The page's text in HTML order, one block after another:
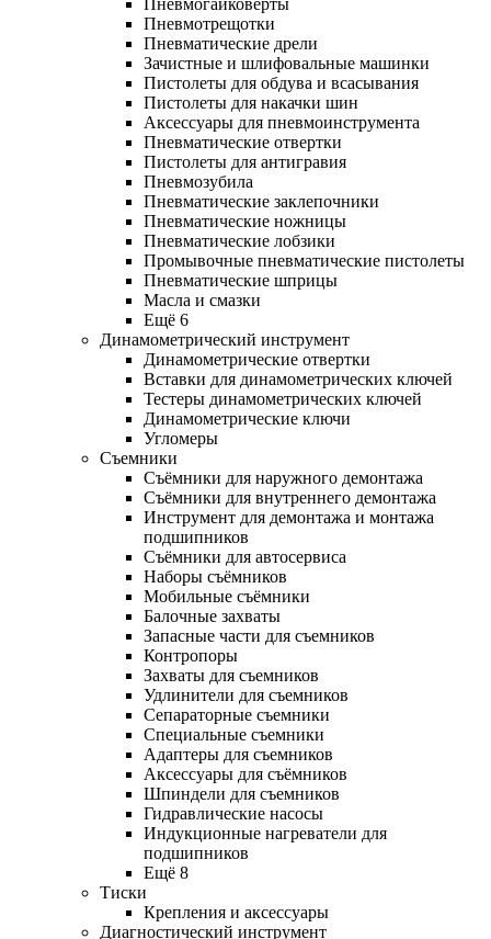
Пневмогайковерты
Пневмотрещотки
Пневматические дрели
Зачистные и шлифовальные машинки
Пистолеты для обдува и всасывания
Пистолеты для накачки шин
Аксессуары для пневмоинструмента
Пневматические отвертки
Пистолеты для антигравия
Пневмозубила
Пневматические заклепочники
Пневматические ножницы
Пневматические лобзики
Промывочные пневматические пистолеты
Пневматические шприцы
Масла и смазки
Ещё 6
Динамометрический инструмент
Динамометрические отвертки
Вставки для динамометрических ключей
Тестеры динамометрических ключей
Динамометрические ключи
Угломеры
Съемники
Съёмники для наружного демонтажа
Съёмники для внутреннего демонтажа
Инструмент для демонтажа и монтажа
подшипников
Съёмники для автосервиса
Наборы съёмников
Мобильные съёмники
Балочные захваты
Запасные части для съемников
Контропоры
Захваты для съемников
Удлинители для съемников
Сепараторные съемники
Специальные съемники
Адаптеры для съемников
Аксессуары для съёмников
Шпиндели для съемников
Гидравлические насосы
Индукционные нагреватели для
подшипников
Ещё 8
Тиски
Крепления и аксессуары
Диагностический инструмент